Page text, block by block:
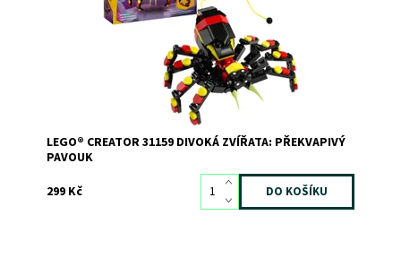
12288
LEGO® CREATOR 31159 DIVOKÁ ZVÍŘATA: PŘEKVAPIVÝ
PAVOUK
299 Kč